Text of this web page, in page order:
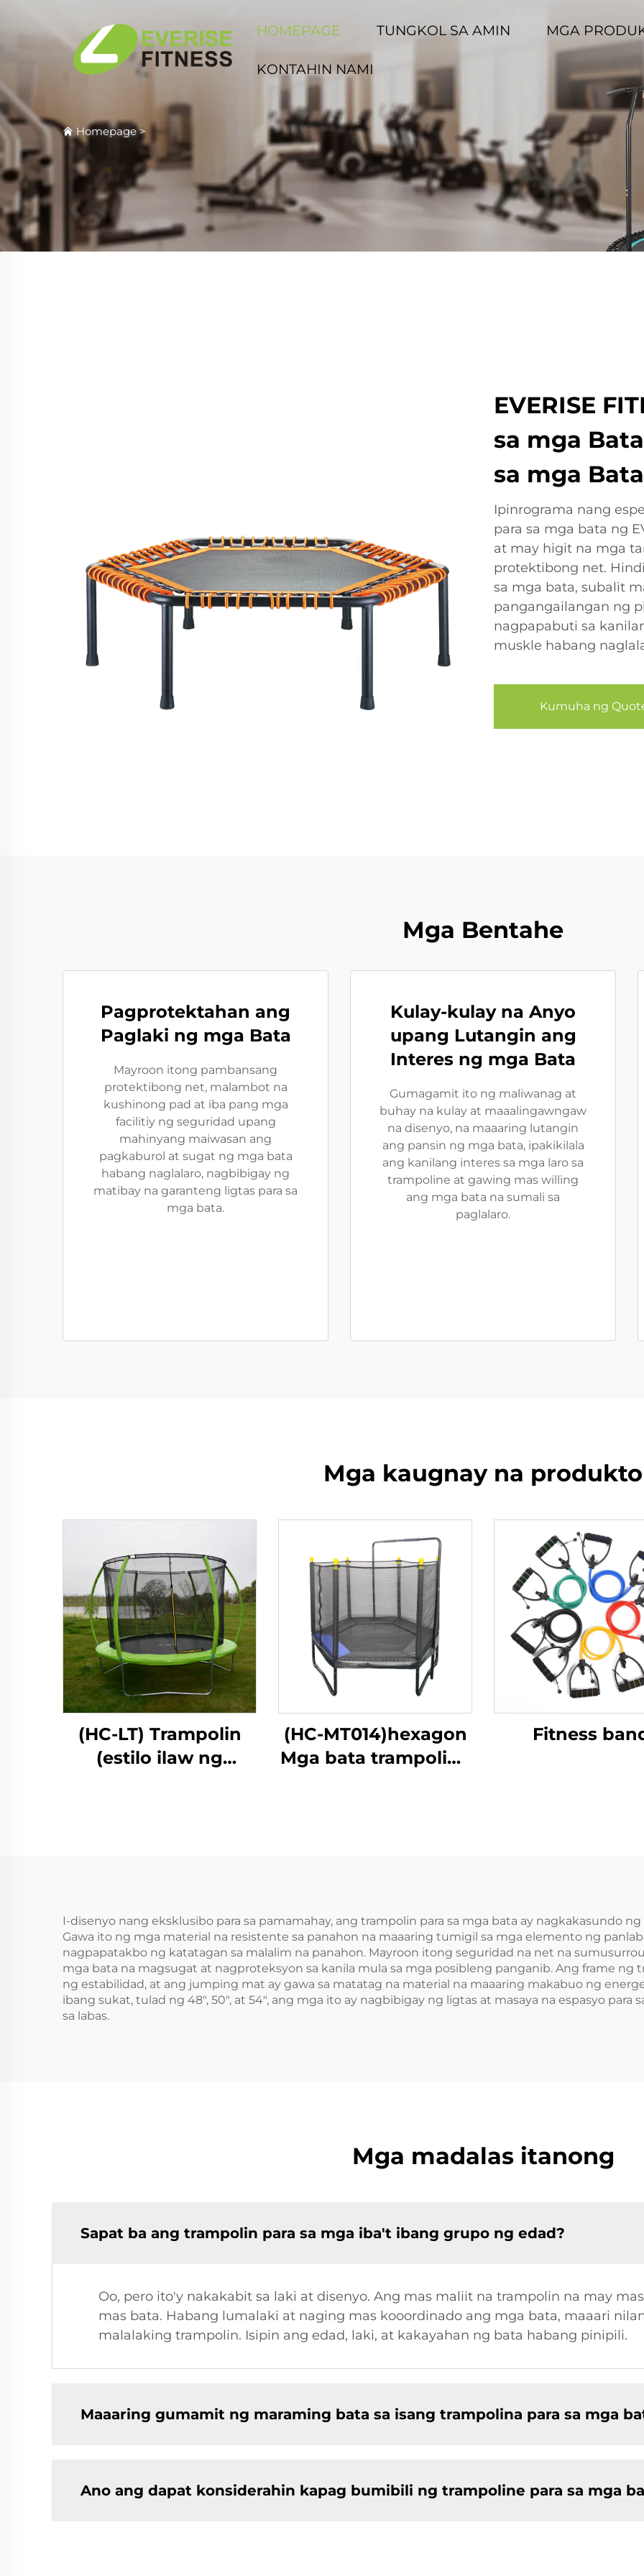
HOMEPAGE TUNGKOL SA AMIN MGA
KONTAHIN NAMI
Homepage>
EVERISE
sa mga
sa mga
Ipinrograma nang
para sa mga bata ng
at may higit na mga
protektibong net.
sa mga bata, subalit
pangangailangan ng
nagpapabuti sa
muskle habang
Kumuha ng
Mga Bentahe
Pagprotektahan ang
Paglaki ng mga Bata
Mayroon itong pambansang
protektibong net, malambot na
kushinong pad at iba pang mga
facilitiy ng seguridad upang
mahinyang maiwasan ang
pagkaburol at sugat ng mga bata
habang naglalaro, nagbibigay ng
matibay na garanteng ligtas para sa
mga bata.
Kulay-kulay na Anyo
upang Lutangin ang
Interes ng mga Bata
Gumagamit ito ng maliwanag at
buhay na kulay at maaalingawngaw
na disenyo, na maaaring lutangin
ang pansin ng mga bata, ipakikilala
ang kanilang interes sa mga laro sa
trampoline at gawing mas willing
ang mga bata na sumali sa
paglalaro.
Mga kaugnay na produkto
(HC-LT) Trampolin
(estilo ilaw ng
(HC-MT014)hexagon
Mga bata trampoline
Fitness
I-disenyo nang eksklusibo para sa pamamahay, ang trampolin para sa mga bata ay nagkakasundo
Gawa ito ng mga material na resistente sa panahon na maaaring tumigil sa mga elemento ng
nagpapatakbo ng katatagan sa malalim na panahon. Mayroon itong seguridad na net na
mga bata na magsugat at nagproteksyon sa kanila mula sa mga posibleng panganib. Ang frame
ng estabilidad, at ang jumping mat ay gawa sa matatag na material na maaaring makabuo ng
ibang sukat, tulad ng 48", 50", at 54", ang mga ito ay nagbibigay ng ligtas at masaya na espasyo
sa labas.
Mga madalas itanong
Sapat ba ang trampolin para sa mga iba't ibang grupo ng edad?
Oo, pero ito'y nakakabit sa laki at disenyo. Ang mas maliit na trampolin na may
mas bata. Habang lumalaki at naging mas kooordinado ang mga bata, maaari
malalaking trampolin. Isipin ang edad, laki, at kakayahan ng bata habang pinipili.
Maaaring gumamit ng maraming bata sa isang trampolina para sa mga
Ano ang dapat konsiderahin kapag bumibili ng trampoline para sa mga